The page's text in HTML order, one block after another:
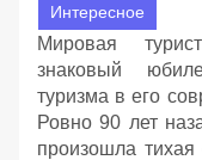
Интересное
Мировая
знаковый
туризма в его
Ровно 90 лет
произошла тихая